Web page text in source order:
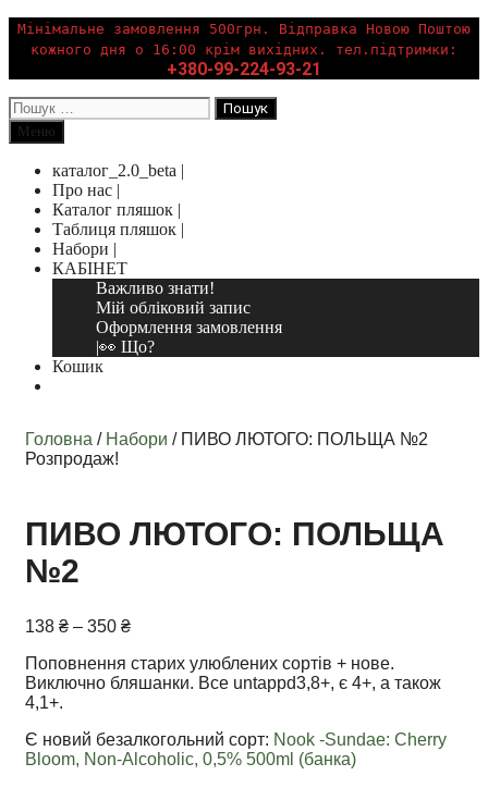
Перейти
Мінімальне замовлення 500грн. Відправка Новою Поштою
кожного дня о 16:00 крім вихідних. тел.підтримки:
+380-99-224-93-21
Пошук:
Пошук
Меню
каталог_2.0_beta |
Про нас |
Каталог пляшок |
Таблиця пляшок |
Набори |
КАБІНЕТ
Важливо знати!
Мій обліковий запис
Оформлення замовлення
|👀 Що?
Кошик
Головна / Набори / ПИВО ЛЮТОГО: ПОЛЬЩА №2
Розпродаж!
ПИВО ЛЮТОГО: ПОЛЬЩА
№2
138 ₴ – 350 ₴Price
138 ₴
through
Поповнення старих улюблених сортів + нове.
Виключно бляшанки. Все untappd3,8+, є 4+, а також
4,1+.
Є новий безалкогольний сорт: Nook -Sundae: Cherry
Bloom, Non-Alcoholic, 0,5% 500ml (банка)